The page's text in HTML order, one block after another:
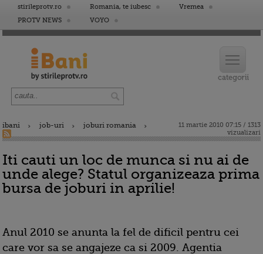
stirileprotv.ro Romania, te iubesc
Vremea
PROTV NEWS
VOYO
ibani job-uri joburi romania
11 martie 2010 07:15 / 1313
vizualizari
Iti cauti un loc de munca si nu ai de
unde alege? Statul organizeaza prima
bursa de joburi in aprilie!
Anul 2010 se anunta la fel de dificil pentru cei
care vor sa se angajeze ca si 2009. Agentia